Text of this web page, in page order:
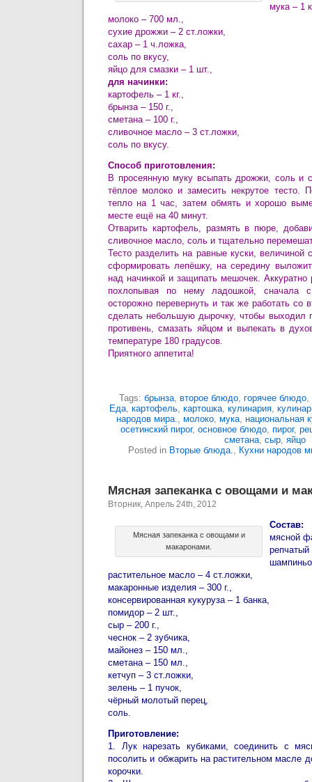
мука – 1
молоко – 700 мл.,
сухие дрожжи – 2 ст.ложки,
сахар – 1 ч.ложка,
соль по вкусу,
яйцо для смазки – 1 шт.,
для начинки:
картофель – 1 кг.,
брынза – 150 г.,
сметана – 100 г.,
сливочное масло – 3 ст.ложки,
соль по вкусу.
Способ приготовления:
В просеянную муку всыпать дрожжи, соль и
тёплое молоко и замесить некрутое тесто.
тепло на 1 час, затем обмять и хорошо
месте ещё на 40 минут.
Отварить картофель, размять в пюре,
сливочное масло, соль и тщательно
Тесто разделить на равные куски, величиной
сформировать лепёшку, на середину
над начинкой и защипать мешочек. Аккуратно
похлопывая по нему ладошкой, сначала
осторожно перевернуть и так же работать со
сделать небольшую дырочку, чтобы выходил
противень, смазать яйцом и выпекать в
температуре 180 градусов.
Приятного аппетита!
Tags: брынза, второе блюдо, горячее блюдо,
Еда, картофель, картошка, кулинария,
народов мира., молоко, мука, национальная
осетинский пирог, основное блюдо, пирог,
сметана, сыр, яйцо
Posted in Вторые блюда., Кухни народов
Мясная запеканка с овощами и
Вторник, Апрель 24th, 2012
Мясная запеканка с овощами и
макаронами.
Состав:
мясной
растительное масло – 4 ст.ложки,
макаронные изделия – 300 г.,
консервированная кукуруза – 1 банка,
помидор – 2 шт.,
сыр – 200 г.,
чеснок – 2 зубчика,
майонез – 150 мл.,
сметана – 150 мл.,
кетчуп – 3 ст.ложки,
зелень – 1 пучок,
чёрный молотый перец,
соль.
Приготовление:
1. Лук нарезать кубиками, соединить с
посолить и обжарить на растительном масле
корочки.